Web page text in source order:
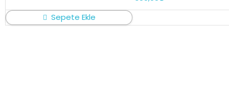
Sepete Ekle